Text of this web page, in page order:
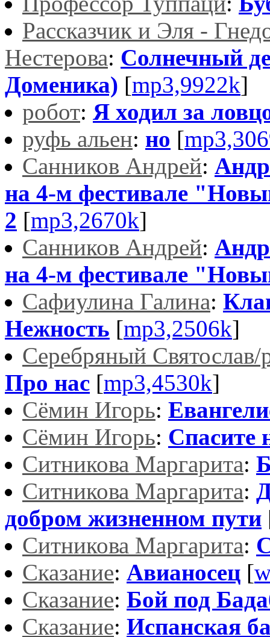
Рассказчик и Эля -
Нестерова: Солнечный
Доменика) [mp3,9922k]
робот: Я ходил за
руфь альен: но [
Санников Андрей:
на 4-м фестивале
2 [mp3,2670k]
Санников Андрей:
на 4-м фестивале
Сафиулина Галина:
Нежность [mp3,2506k]
Серебряный
Про нас [mp3,4530k]
Сёмин Игорь:
Сёмин Игорь: Спасите
Ситникова Маргарита:
Ситникова Маргарита:
добром жизненном пути
Ситникова Маргарита:
Сказание: Авианосец [
Сказание: Бой под
Сказание: Испанская